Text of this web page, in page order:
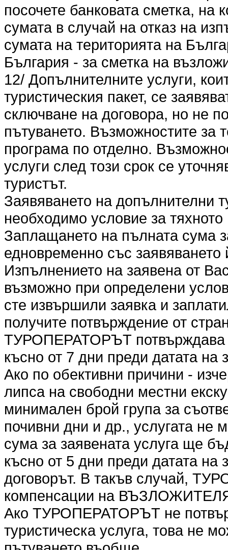
посочете банковата сметка, на
сумата в случай на отказ на
сумата на територията на
България - за сметка на
12/ Допълнителните услуги,
туристическия пакет, се
сключване на договора, но не
пътуването. Възможностите за
програма по отделно.
услуги след този срок се
туристът.
Заявяването на допълнителни
необходимо условие за
Заплащането на пълната сума
едновременно със заявяването
Изпълнението на заявена от
възможно при определени
сте извършили заявка и
получите потвърждение от
ТУРОПЕРАТОРЪТ потвърждава
късно от 7 дни преди датата на
Ако по обективни причини -
липса на свободни местни
минимален брой група за
почивни дни и др., услугата не
сума за заявената услуга ще
късно от 5 дни преди датата
договорът. В такъв случай,
компенсации на
Ако ТУРОПЕРАТОРЪТ не
туристическа услуга, това не